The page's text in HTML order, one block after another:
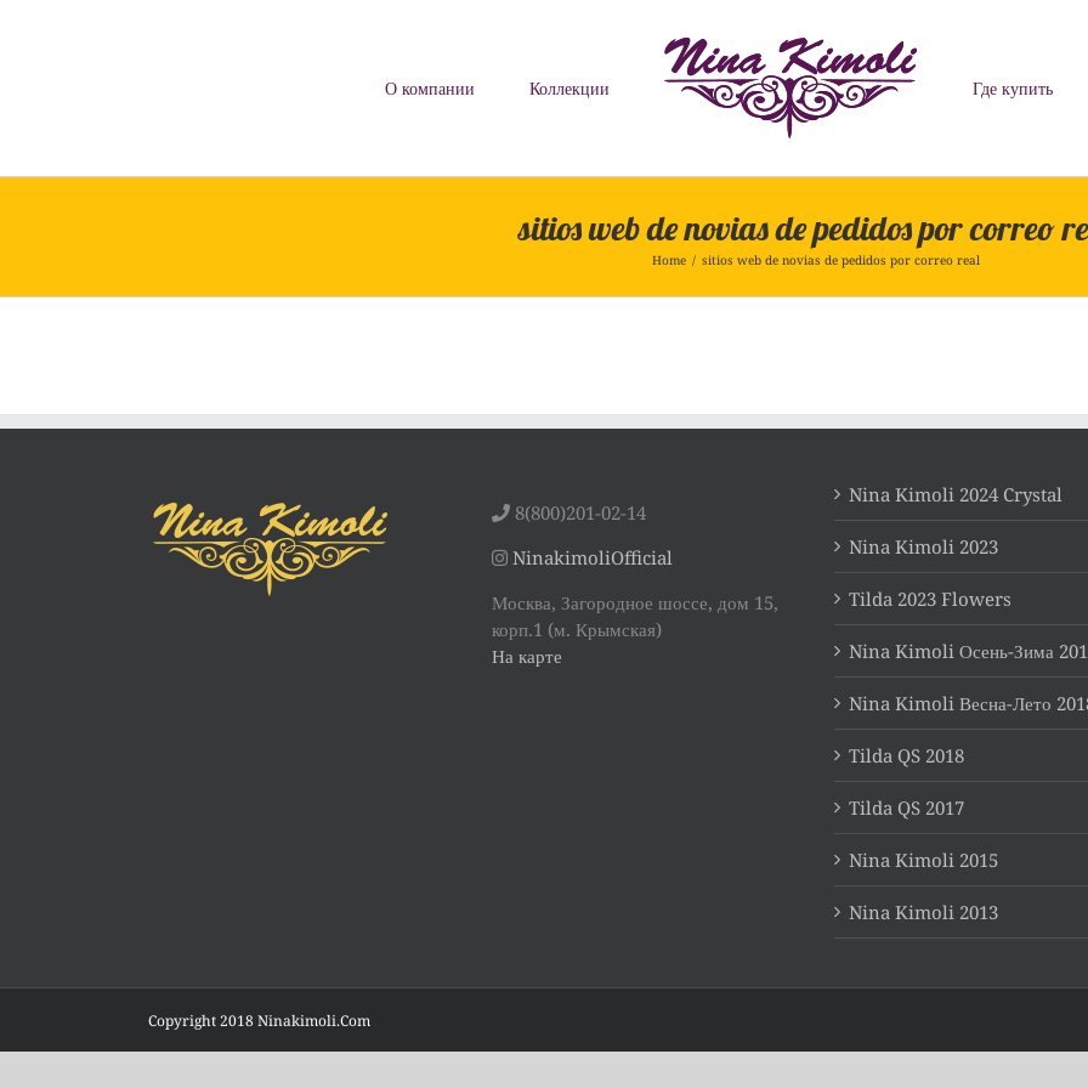
О компании Коллекции Где купить
sitios web de novias de pedidos por correo
Home / sitios web de novias de pedidos por correo real
8(800)201-02-14
NinakimoliOfficial
Москва, Загородное шоссе, дом 15,
корп.1 (м. Крымская)
На карте
Nina Kimoli 2024 Crystal
Nina Kimoli 2023
Tilda 2023 Flowers
Nina Kimoli Осень-Зима
Nina Kimoli Весна-Лето
Tilda QS 2018
Tilda QS 2017
Nina Kimoli 2015
Nina Kimoli 2013
Copyright 2018 Ninakimoli.Com